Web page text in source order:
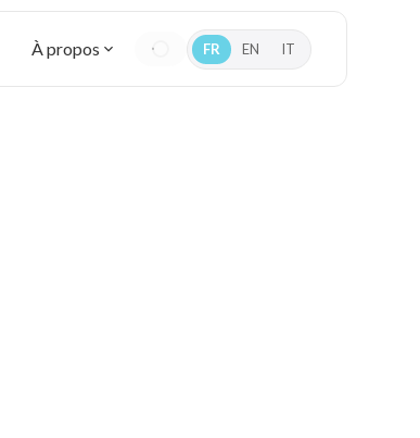
À propos FR EN IT